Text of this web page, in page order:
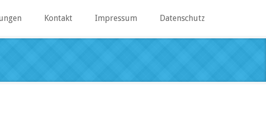
Kontakt Impressum Datenschutz